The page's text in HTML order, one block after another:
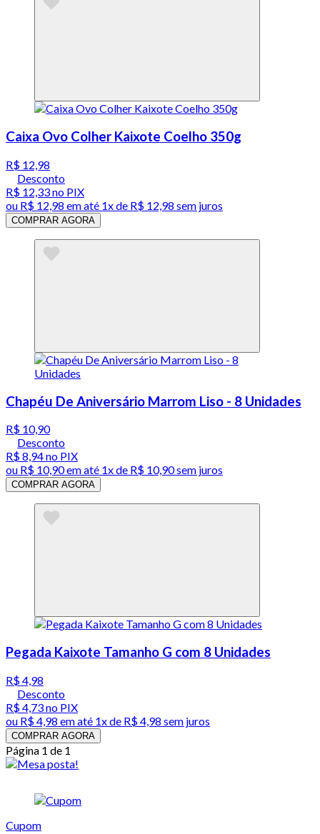
Caixa Ovo Colher Kaixote Coelho 350g
R$ 12,98
Desconto
R$ 12,33no PIX
ou R$ 12,98 em até 1x de R$ 12,98 sem juros
COMPRAR AGORA
Chapéu De Aniversário Marrom Liso - 8 Unidades
R$ 10,90
Desconto
R$ 8,94no PIX
ou R$ 10,90em até 1x de R$ 10,90sem juros
COMPRAR AGORA
Pegada Kaixote Tamanho G com 8 Unidades
R$ 4,98
Desconto
R$ 4,73no PIX
ou R$ 4,98 em até 1x de R$ 4,98 sem juros
COMPRAR AGORA
Página 1 de 1
Cupom